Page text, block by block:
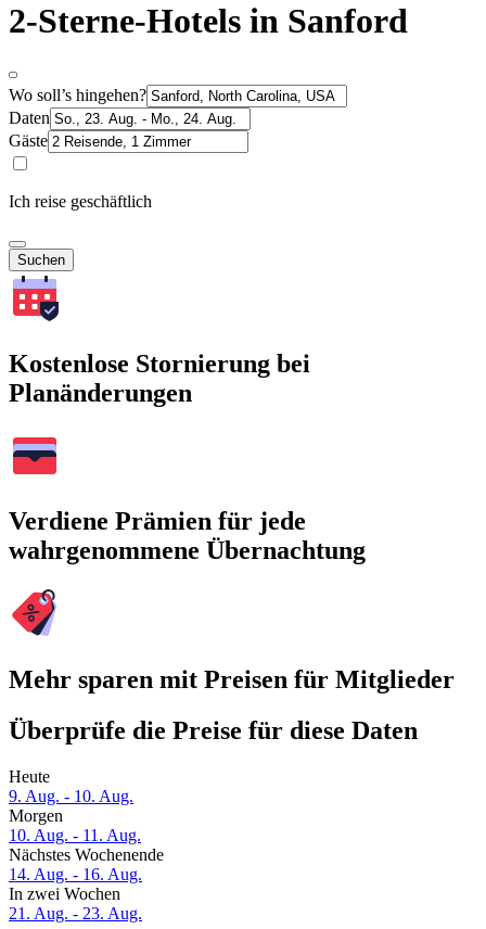
2-Sterne-Hotels in Sanford
Wo soll’s hingehen?
Daten
Gäste
Ich reise geschäftlich
Suchen
Kostenlose Stornierung bei
Planänderungen
Verdiene Prämien für jede
wahrgenommene Übernachtung
Mehr sparen mit Preisen für Mitglieder
Überprüfe die Preise für diese Daten
Heute
9. Aug. - 10. Aug.
Morgen
10. Aug. - 11. Aug.
Nächstes Wochenende
14. Aug. - 16. Aug.
In zwei Wochen
21. Aug. - 23. Aug.